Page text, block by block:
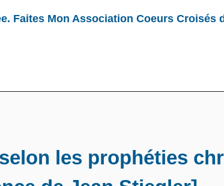
Faites Mon Association Coeurs Croisés
les prophéties